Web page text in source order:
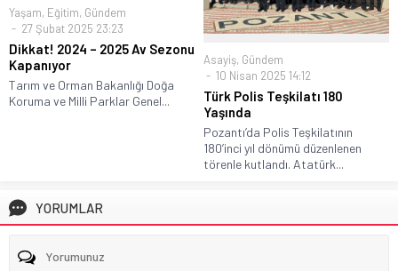
Yaşam, Eğitim, Gündem
27 Şubat 2025 23:23
Dikkat! 2024 – 2025 Av Sezonu
Kapanıyor
Tarım ve Orman Bakanlığı Doğa
Koruma ve Milli Parklar Genel...
Asayiş, Gündem
10 Nisan 2025 14:12
Türk Polis Teşkilatı 180
Yaşında
Pozantı’da Polis Teşkilatının
180’inci yıl dönümü düzenlenen
törenle kutlandı. Atatürk...
YORUMLAR